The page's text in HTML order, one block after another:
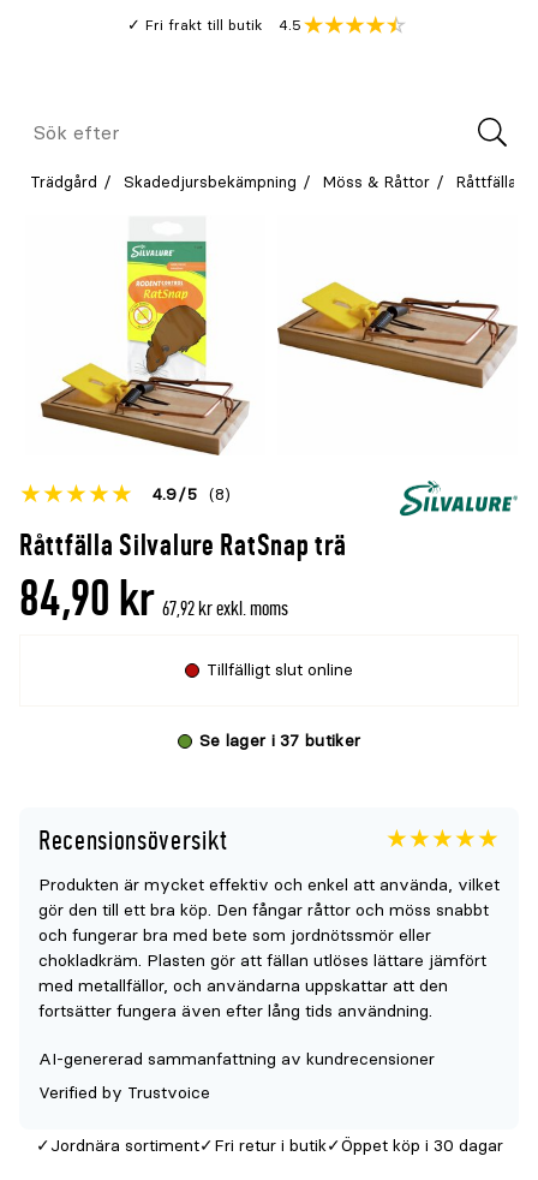
Fri frakt till butik
Genomsnitt
4.5
Meny
Sök
Trädgård Skadedjursbekämpning Möss & Råttor Råttfälla
Råttfälla Silvalure RatSnap trä
Betyget
denna
produkt
4.9 5 (8)
Öppna
84,90 kr 67,92 kr exkl. moms
Tillfälligt slut online
Se lager i 37 butiker
Recensionsöversikt
Betyget
för
denna
produkt
är
{0}
av
4.9
5
Produkten är mycket effektiv och enkel att använda, vilket
gör den till ett bra köp. Den fångar råttor och möss snabbt
och fungerar bra med bete som jordnötssmör eller
chokladkräm. Plasten gör att fällan utlöses lättare jämfört
med metallfällor, och användarna uppskattar att den
fortsätter fungera även efter lång tids användning.
AI-genererad sammanfattning av kundrecensioner
Verified by Trustvoice
Jordnära sortiment Fri retur i butik Öppet köp i 30 dagar